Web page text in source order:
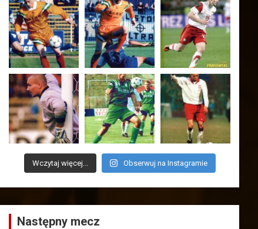
Wczytaj więcej... Obserwuj na Instagramie
Następny mecz